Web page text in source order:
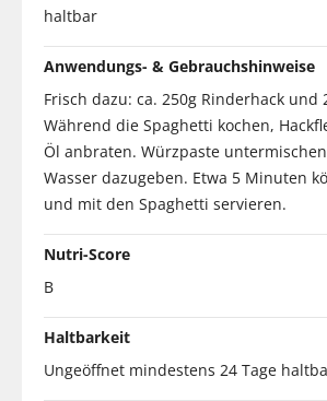
haltbar
Anwendungs- & Gebrauchshinweise
Frisch dazu: ca. 250g Rinderhack und
Während die Spaghetti kochen,
Öl anbraten. Würzpaste
Wasser dazugeben. Etwa 5 Minuten
und mit den Spaghetti servieren.
Nutri-Score
B
Haltbarkeit
Ungeöffnet mindestens 24 Tage